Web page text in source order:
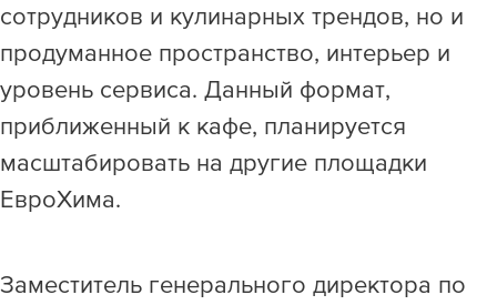
сотрудников и кулинарных трендов, но и
продуманное пространство, интерьер и
уровень сервиса. Данный формат,
приближенный к кафе, планируется
масштабировать на другие площадки
ЕвроХима.
Заместитель генерального директора по